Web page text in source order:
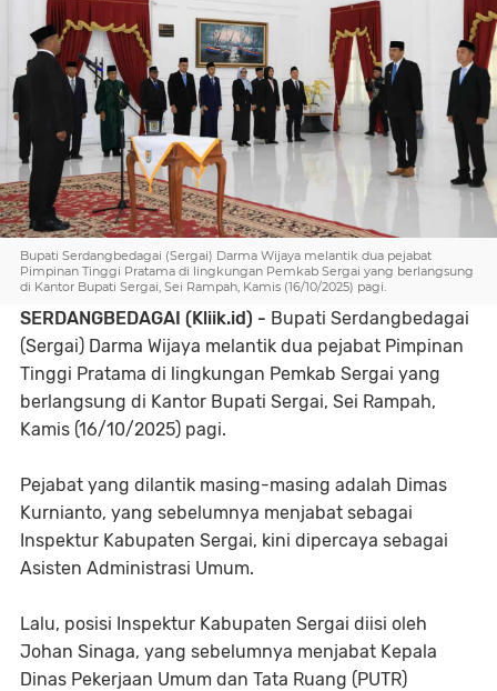
Bupati Serdangbedagai (Sergai) Darma Wijaya melantik dua pejabat
Pimpinan Tinggi Pratama di lingkungan Pemkab Sergai yang berlangsung
di Kantor Bupati Sergai, Sei Rampah, Kamis (16/10/2025) pagi.
SERDANGBEDAGAI (Kliik.id) - Bupati Serdangbedagai
(Sergai) Darma Wijaya melantik dua pejabat Pimpinan
Tinggi Pratama di lingkungan Pemkab Sergai yang
berlangsung di Kantor Bupati Sergai, Sei Rampah,
Kamis (16/10/2025) pagi.
Pejabat yang dilantik masing-masing adalah Dimas
Kurnianto, yang sebelumnya menjabat sebagai
Inspektur Kabupaten Sergai, kini dipercaya sebagai
Asisten Administrasi Umum.
Lalu, posisi Inspektur Kabupaten Sergai diisi oleh
Johan Sinaga, yang sebelumnya menjabat Kepala
Dinas Pekerjaan Umum dan Tata Ruang (PUTR)